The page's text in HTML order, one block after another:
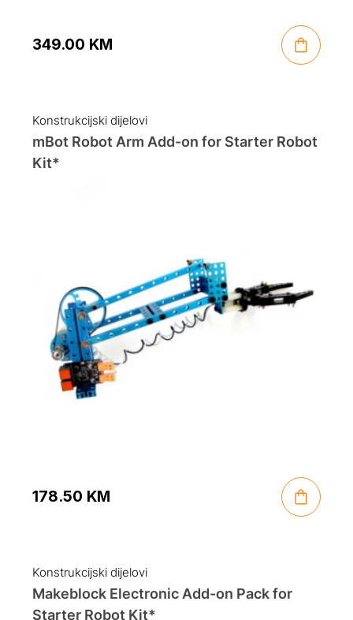
349.00 KM
Konstrukcijski dijelovi
mBot Robot Arm Add-on for Starter Robot
Kit*
178.50 KM
Konstrukcijski dijelovi
Makeblock Electronic Add-on Pack for
Starter Robot Kit*